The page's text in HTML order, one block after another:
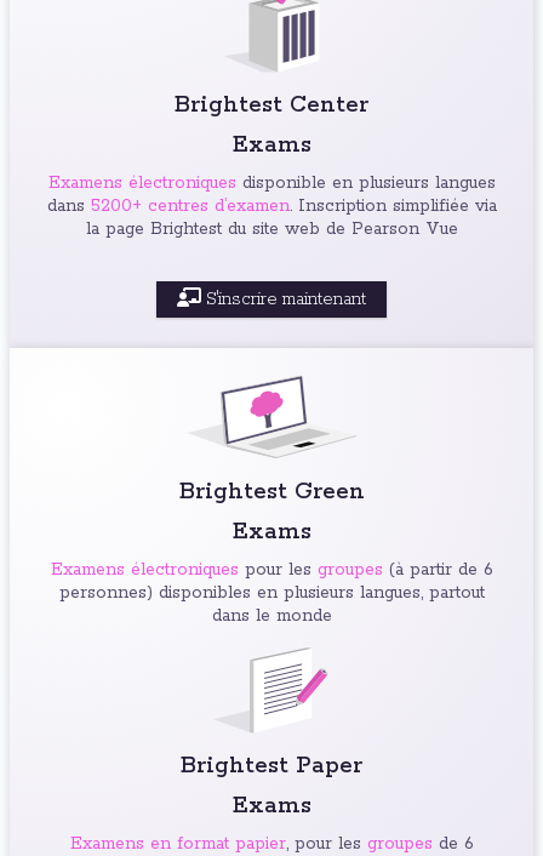
Brightest Center
Exams
Examens électroniques disponible en plusieurs langues
dans 5200+ centres d’examen. Inscription simplifiée via
la page Brightest du site web de Pearson Vue
S'inscrire maintenant
Brightest Green
Exams
Examens électroniques pour les groupes (à partir de 6
personnes) disponibles en plusieurs langues, partout
dans le monde
Brightest Paper
Exams
Examens en format papier, pour les groupes de 6